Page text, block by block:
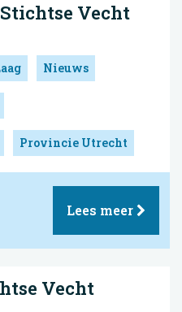
Vecht
Nieuws
Provincie Utrecht
Lees meer
Vecht